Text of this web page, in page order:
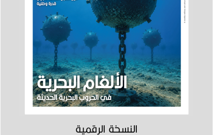
النسخة الرقمية